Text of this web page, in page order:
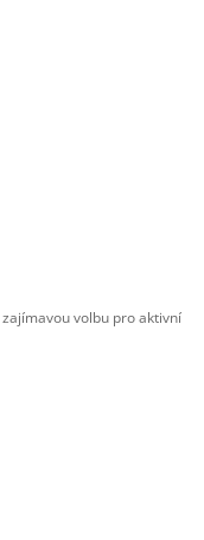
zajímavou volbu pro aktivní